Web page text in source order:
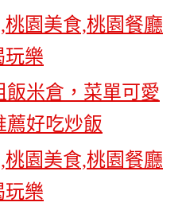
飯米倉，菜單可愛
薦好吃炒飯